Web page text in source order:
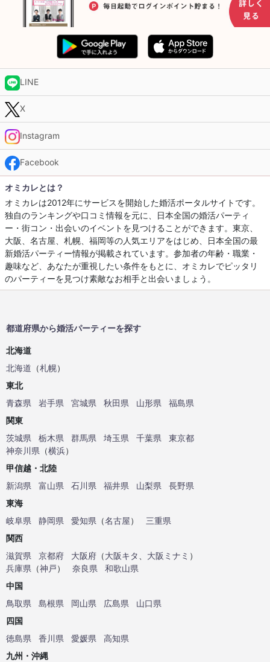
LINE
X
Instagram
Facebook
オミカレとは？
オミカレは2012年にサービスを開始した婚活ポータルサイトです。
独自のランキングや口コミ情報を元に、日本全国の婚活パーティ
ー・街コン・出会いのイベントを見つけることができます。東京、
大阪、名古屋、札幌、福岡等の人気エリアをはじめ、日本全国の最
新婚活パーティー情報が掲載されています。参加者の年齢・職業・
趣味など、あなたが重視したい条件をもとに、オミカレでピッタリ
のパーティーを見つけ素敵なお相手と出会いましょう。
都道府県から婚活パーティーを探す
北海道
北海道 （札幌）
東北
青森県
岩手県 宮城県 秋田県 山形県
福島県
関東
茨城県
栃木県 群馬県 埼玉県 千葉県
東京都
神奈川県 （横浜）
甲信越・北陸
新潟県
富山県 石川県 福井県 山梨県
長野県
東海
岐阜県
静岡県 愛知県 （名古屋）
三重県
関西
滋賀県
京都府 大阪府 （大阪キタ 大阪ミナミ ）
兵庫県 （神戸） 奈良県
和歌山県
中国
鳥取県
島根県 岡山県 広島県
山口県
四国
徳島県
香川県 愛媛県
高知県
九州・沖縄